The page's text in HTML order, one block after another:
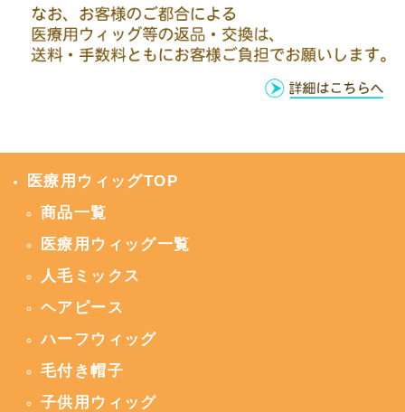
医療用ウィッグTOP
商品一覧
医療用ウィッグ一覧
人毛ミックス
ヘアピース
ハーフウィッグ
毛付き帽子
子供用ウィッグ